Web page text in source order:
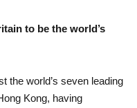
to be the world’s
the world’s seven leading
Kong, having